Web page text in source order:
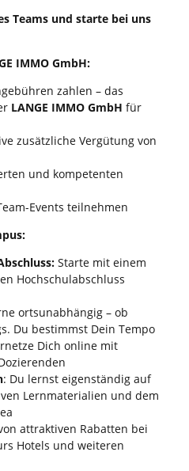
Teams und starte bei uns
IMMO GmbH:
zahlen – das
LANGE IMMO GmbH für
zusätzliche Vergütung von
und kompetenten
Events teilnehmen
Starte mit einem
Hochschulabschluss
ortsunabhängig – ob
Du bestimmst Dein Tempo
Dich online mit
: Du lernst eigenständig auf
Lernmaterialien und dem
attraktiven Rabatten bei
Hotels und weiteren